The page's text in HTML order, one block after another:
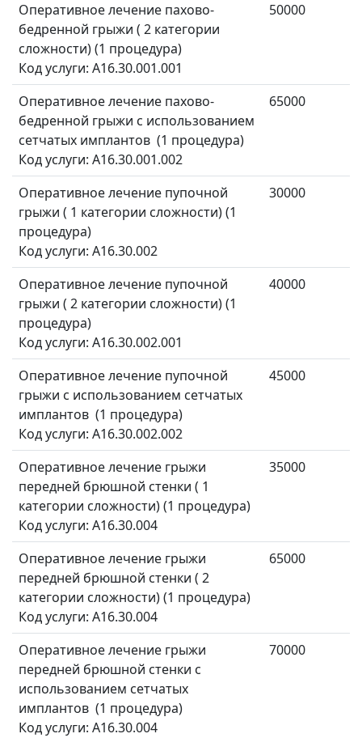
Оперативное лечение пахово-
бедренной грыжи ( 2 категории
сложности) (1 процедура)
Код услуги: A16.30.001.001
50000
Оперативное лечение пахово-
бедренной грыжи с использованием
сетчатых имплантов (1 процедура)
Код услуги: A16.30.001.002
65000
Оперативное лечение пупочной
грыжи ( 1 категории сложности) (1
процедура)
Код услуги: A16.30.002
30000
Оперативное лечение пупочной
грыжи ( 2 категории сложности) (1
процедура)
Код услуги: A16.30.002.001
40000
Оперативное лечение пупочной
грыжи с использованием сетчатых
имплантов (1 процедура)
Код услуги: A16.30.002.002
45000
Оперативное лечение грыжи
передней брюшной стенки ( 1
категории сложности) (1 процедура)
Код услуги: A16.30.004
35000
Оперативное лечение грыжи
передней брюшной стенки ( 2
категории сложности) (1 процедура)
Код услуги: A16.30.004
65000
Оперативное лечение грыжи
передней брюшной стенки с
использованием сетчатых
имплантов (1 процедура)
Код услуги: A16.30.004
70000